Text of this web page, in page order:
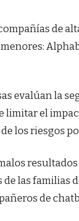
de
evalúan la
limitar el
los riesgos
resultados
las familias
de